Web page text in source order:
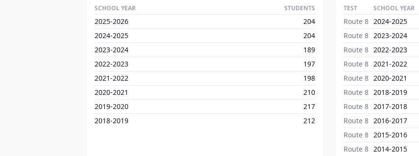
SCHOOL YEAR STUDENTS
2025-2026
204
2024-2025
204
2023-2024
189
2022-2023
197
2021-2022
198
2020-2021
210
2019-2020
217
2018-2019
212
TEST SCHOOL YEAR
Route 8 2024-2025
Route 8 2023-2024
Route 8 2022-2023
Route 8 2021-2022
Route 8 2020-2021
Route 8 2018-2019
Route 8 2017-2018
Route 8 2016-2017
Route 8 2015-2016
Route 8 2014-2015